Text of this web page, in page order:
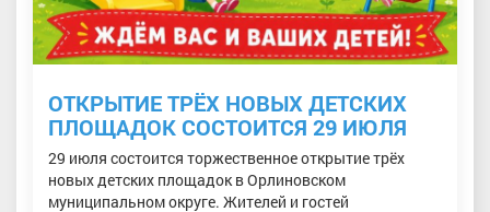
ОТКРЫТИЕ ТРЁХ НОВЫХ ДЕТСКИХ
ПЛОЩАДОК СОСТОИТСЯ 29 ИЮЛЯ
29 июля состоится торжественное открытие трёх
новых детских площадок в Орлиновском
муниципальном округе. Жителей и гостей